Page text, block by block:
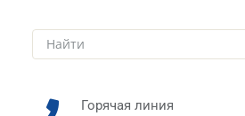
Горячая линия